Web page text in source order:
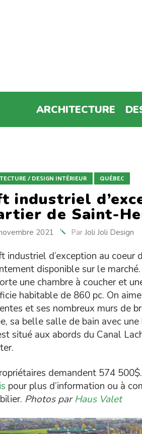
ARCHITECTURE
/ DESIGN INTÉRIEUR QUÉBEC
industriel
de Saint-
2021 Par Joli Joli Design
industriel d’exception au
disponible sur le
une chambre à coucher et
habitable de 860 pc. On
et ses nombreux murs de
sa belle salle de bain avec
situé aux abords du Canal
demandent 574
pour plus d’information ou à
Photos par Haus Valet